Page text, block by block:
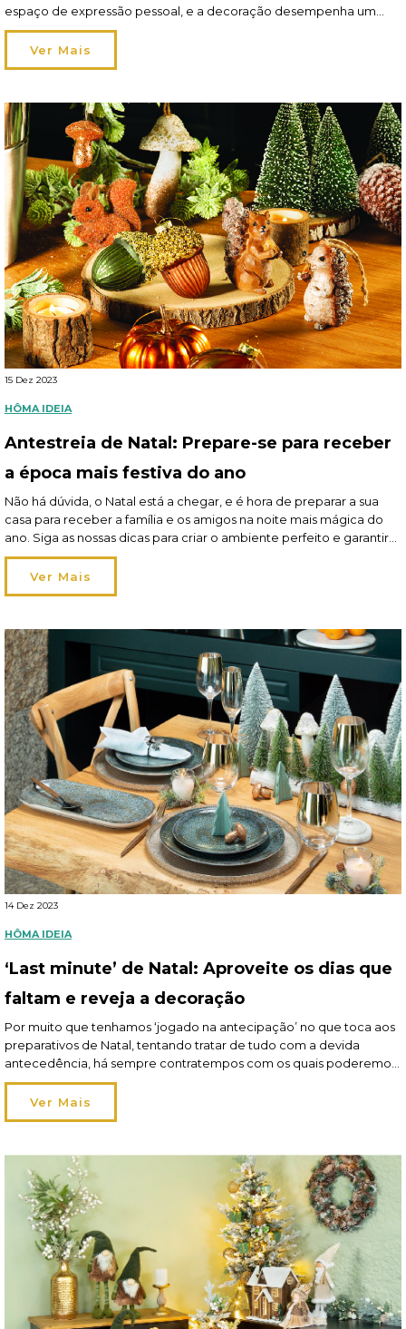
espaço de expressão pessoal, e a decoração desempenha um
papel fundamental a criar um ambiente que seja ao mesmo tempo
funcional e inspirador. Leia aqui o artigo completo da hôma
no Sapo Lifestyle.
Ver Mais
15 Dez 2023
HÔMA IDEIA
Antestreia de Natal: Prepare-se para receber
a época mais festiva do ano
Não há dúvida, o Natal está a chegar, e é hora de preparar a sua
casa para receber a família e os amigos na noite mais mágica do
ano. Siga as nossas dicas para criar o ambiente perfeito e garantir
que tem tudo pronto para que todos se sintam bem-vindos em sua
casa. Leia aqui o artigo […]
Ver Mais
14 Dez 2023
HÔMA IDEIA
‘Last minute’ de Natal: Aproveite os dias que
faltam e reveja a decoração
Por muito que tenhamos ‘jogado na antecipação’ no que toca aos
preparativos de Natal, tentando tratar de tudo com a devida
antecedência, há sempre contratempos com os quais poderemos
confrontar-nos ou detalhes alvo de eventual esquecimento,
nomeadamente a nível de decoração. Ora, até dia 24 ainda tem
alguns dias para acomodar estas situações, aproveite-os!
Ver Mais